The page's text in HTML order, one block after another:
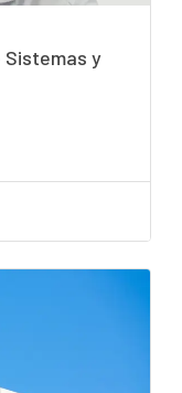
Sistemas y